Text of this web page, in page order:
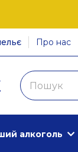
Про нас
алкоголь